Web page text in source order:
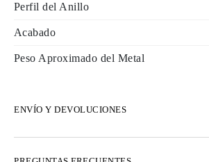
Perfil del Anillo
Acabado
Peso Aproximado del Metal
ENVÍO Y DEVOLUCIONES